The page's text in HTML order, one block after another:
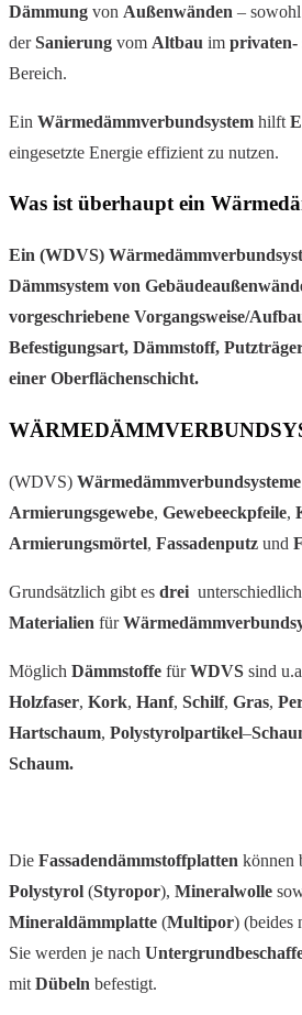
Dämmung von Außenwänden –
derSanierung vom Altbau im privaten-
Bereich.
Ein Wärmedämmverbundsystem hilft
eingesetzte Energie effizient zu nutzen.
Was ist überhaupt ein
Ein (WDVS)
Dämmsystem von
vorgeschriebene Vorgangsweise/
Befestigungsart, Dämmstoff,
einer Oberflächenschicht.
(WDVS) Wärmedämmverbundsysteme
Armierungsgewebe, Gewebeeckpfeile,
Armierungsmörtel, Fassadenputz und
Grundsätzlich gibt es drei
Materialien für
Möglich Dämmstoffe fürWDVS sind
Holzfaser, Kork, Hanf, Schilf, Gras,
Hartschaum, Polystyrolpartikel–
Schaum.
Die Fassaden­dämm­stoff­platten können
Polystyrol (Styropor), Mineralwolle
Mineraldämmplatte (Multipor) (beides
Sie werden je nach
mit Dübeln befestigt.